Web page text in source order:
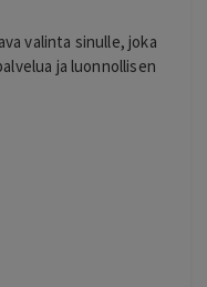
valinta sinulle, joka
ja luonnollisen